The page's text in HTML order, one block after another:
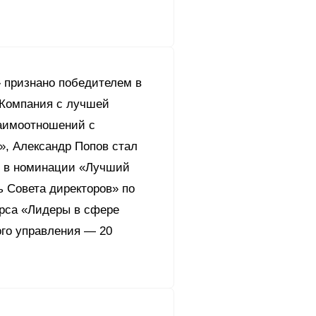
Группы
центр «Акрон
безопасность
Корпоративной
победителем в
с лучшей
с
Александр Попов стал
в номинации «Лучший
Совета директоров» по
«Лидеры в сфере
управления — 20